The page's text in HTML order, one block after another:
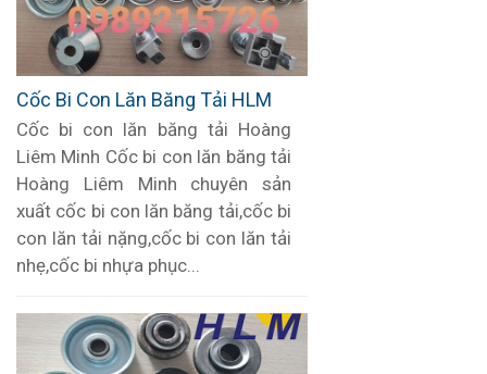
Cốc Bi Con Lăn Băng Tải HLM
Cốc bi con lăn băng tải Hoàng
Liêm Minh Cốc bi con lăn băng tải
Hoàng Liêm Minh chuyên sản
xuất cốc bi con lăn băng tải,cốc bi
con lăn tải nặng,cốc bi con lăn tải
nhẹ,cốc bi nhựa phục...